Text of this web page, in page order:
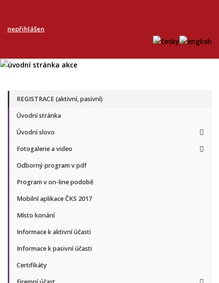
nepřihlášen
REGISTRACE (aktivní, pasivní)
Úvodní stránka
Úvodní slovo
Fotogalerie a video
Odborný program v pdf
Program v on-line podobě
Mobilní aplikace ČKS 2017
Místo konání
Informace k aktivní účasti
Informace k pasivní účasti
Certifikáty